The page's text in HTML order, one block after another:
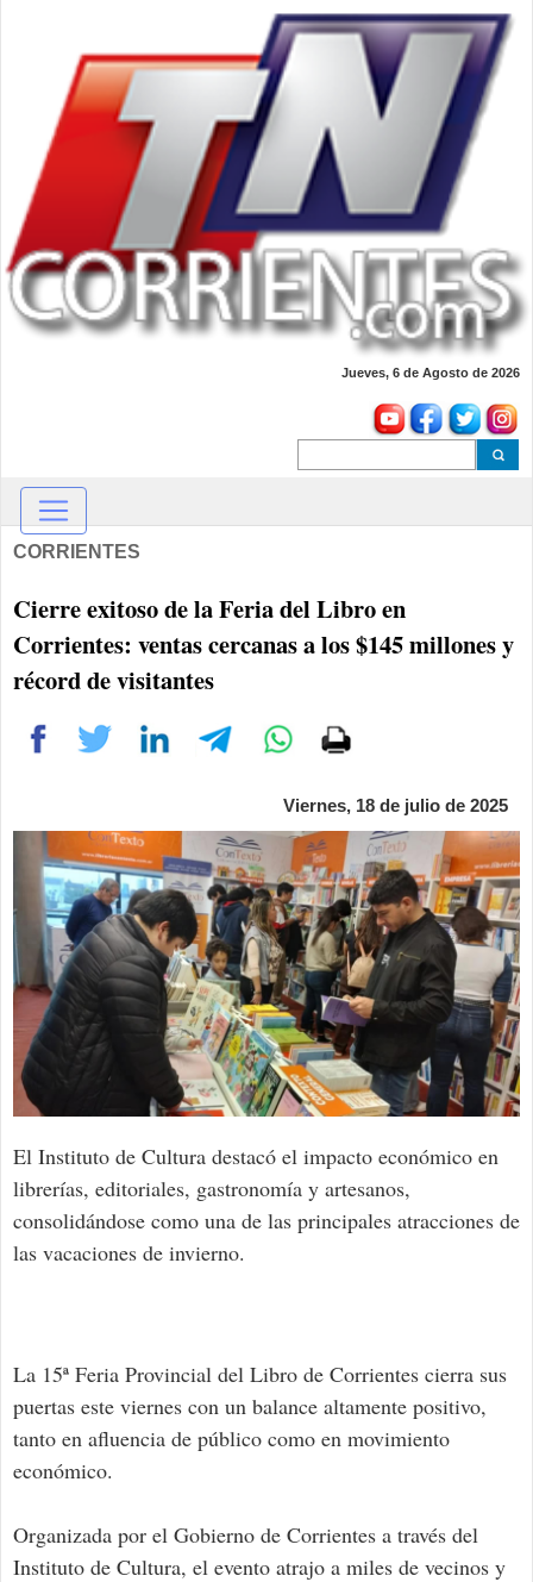
Jueves, 6 de Agosto de 2026
CORRIENTES
Cierre exitoso de la Feria del Libro en
Corrientes: ventas cercanas a los $145 millones y
récord de visitantes
Viernes, 18 de julio de 2025
El Instituto de Cultura destacó el impacto económico en
librerías, editoriales, gastronomía y artesanos,
consolidándose como una de las principales atracciones de
las vacaciones de invierno.
La 15ª Feria Provincial del Libro de Corrientes cierra sus
puertas este viernes con un balance altamente positivo,
tanto en afluencia de público como en movimiento
económico.
Organizada por el Gobierno de Corrientes a través del
Instituto de Cultura, el evento atrajo a miles de vecinos y